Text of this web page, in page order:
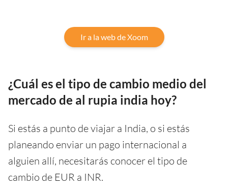
Ir a la web de Xoom
¿Cuál es el tipo de cambio medio del
mercado de al rupia india hoy?
Si estás a punto de viajar a India, o si estás
planeando enviar un pago internacional a
alguien allí, necesitarás conocer el tipo de
cambio de EUR a INR.